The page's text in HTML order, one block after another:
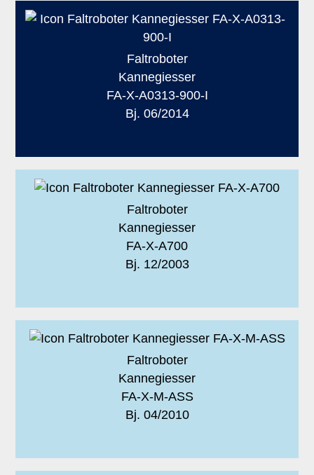
Faltroboter
Kannegiesser
FA-X-A0313-900-I
Bj. 06/2014
Faltroboter
Kannegiesser
FA-X-A700
Bj. 12/2003
Faltroboter
Kannegiesser
FA-X-M-ASS
Bj. 04/2010